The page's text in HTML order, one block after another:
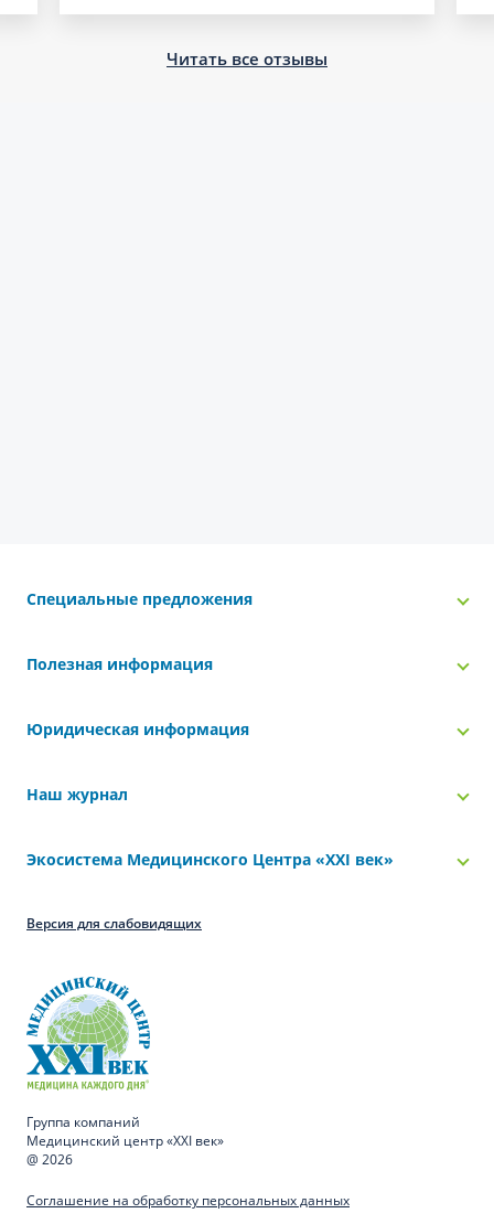
Читать все отзывы
Специальные предложения
Полезная информация
Юридическая информация
Наш журнал
Экосистема Медицинского Центра «‎XXI век»
Версия для слабовидящих
Группа компаний
Медицинский центр «XXI век»
@ 2026
Соглашение на обработку персональных данных